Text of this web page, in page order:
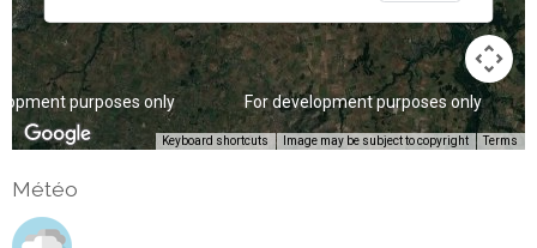
For development purposes only
purposes only
Keyboard shortcuts Image may be subject to copyright Terms
Météo